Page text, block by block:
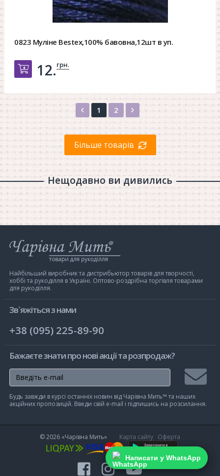
Написати у WhatsApp
Написати у WhatsApp
0823 Муліне Bestex,100% бавовна,12шт в уп.
Добавить в корзину
12.грн.
Назад
1 2 Вперед
Більше товарів
Нещодавно ви дивились
Інтернет-
магазин
Мить
Найбільший виробник та дистрибьютор товарів для творчості,
хоббі та рукоділля в Україні. Оптово-роздрібна торгівля товарами
для рукоділля.
Зв`яжіться з нами
+38 (095) 225-89-90
Бажаєте знати про нові акції та розпродаж?
на
Будь завжди в курсі останніх новин від Чарівна Мить™ та наших
акційних пропозицій. Введи свій e-mail і підпишись на розсилання.
© 2026 «Чарівна Мить» Карта сайту Оферта